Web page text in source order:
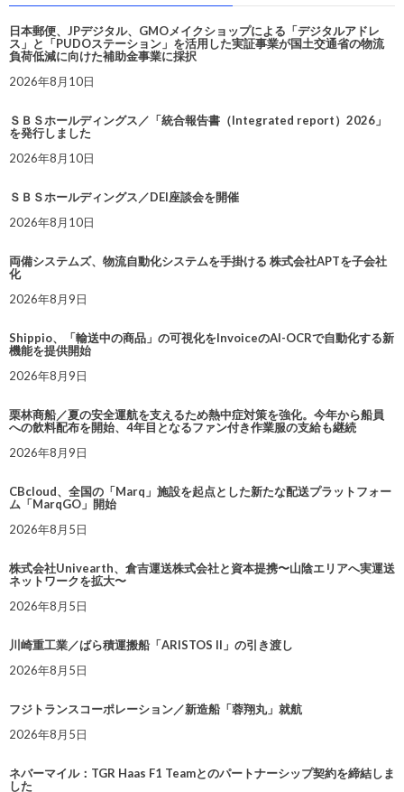
日本郵便、JPデジタル、GMOメイクショップによる「デジタルアドレ
ス」と「PUDOステーション」を活用した実証事業が国土交通省の物流
負荷低減に向けた補助金事業に採択
2026年8月10日
ＳＢＳホールディングス／「統合報告書（Integrated report）2026」
を発行しました
2026年8月10日
ＳＢＳホールディングス／DEI座談会を開催
2026年8月10日
両備システムズ、物流自動化システムを手掛ける 株式会社APTを子会社
化
2026年8月9日
Shippio、「輸送中の商品」の可視化をInvoiceのAI-OCRで自動化する新
機能を提供開始
2026年8月9日
栗林商船／夏の安全運航を支えるため熱中症対策を強化。今年から船員
への飲料配布を開始、4年目となるファン付き作業服の支給も継続
2026年8月9日
CBcloud、全国の「Marq」施設を起点とした新たな配送プラットフォー
ム「MarqGO」開始
2026年8月5日
株式会社Univearth、倉吉運送株式会社と資本提携〜山陰エリアへ実運送
ネットワークを拡大〜
2026年8月5日
川崎重工業／ばら積運搬船「ARISTOS II」の引き渡し
2026年8月5日
フジトランスコーポレーション／新造船「蓉翔丸」就航
2026年8月5日
ネバーマイル：TGR Haas F1 Teamとのパートナーシップ契約を締結しま
した